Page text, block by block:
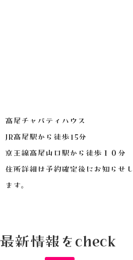
高尾チャパティハウス
JR高尾駅から徒歩15分
京王線高尾山口駅から徒歩１０分
住所詳細は予約確定後にお知らせし
ます。
最新情報をcheck